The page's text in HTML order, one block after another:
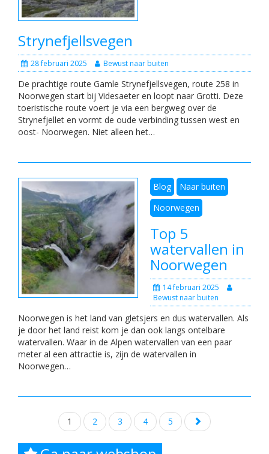
Strynefjellsvegen
28 februari 2025 Bewust naar buiten
De prachtige route Gamle Strynefjellsvegen, route 258 in
Noorwegen start bij Videsaeter en loopt naar Grotti. Deze
toeristische route voert je via een bergweg over de
Strynefjellet en vormt de oude verbinding tussen west en
oost- Noorwegen. Niet alleen het…
Blog
Naar buiten
Noorwegen
Top 5
watervallen in
Noorwegen
14 februari 2025
Bewust naar buiten
Noorwegen is het land van gletsjers en dus watervallen. Als
je door het land reist kom je dan ook langs ontelbare
watervallen. Waar in de Alpen watervallen van een paar
meter al een attractie is, zijn de watervallen in
Noorwegen…
navigation
1 2 3 4 5